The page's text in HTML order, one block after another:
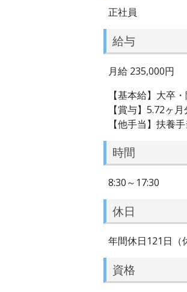
正社員
給与
月給 235,000円
【基本給】大卒
【賞与】5.72ヶ
【他手当】扶養
時間
8:30～17:30
休日
年間休日121日（
資格